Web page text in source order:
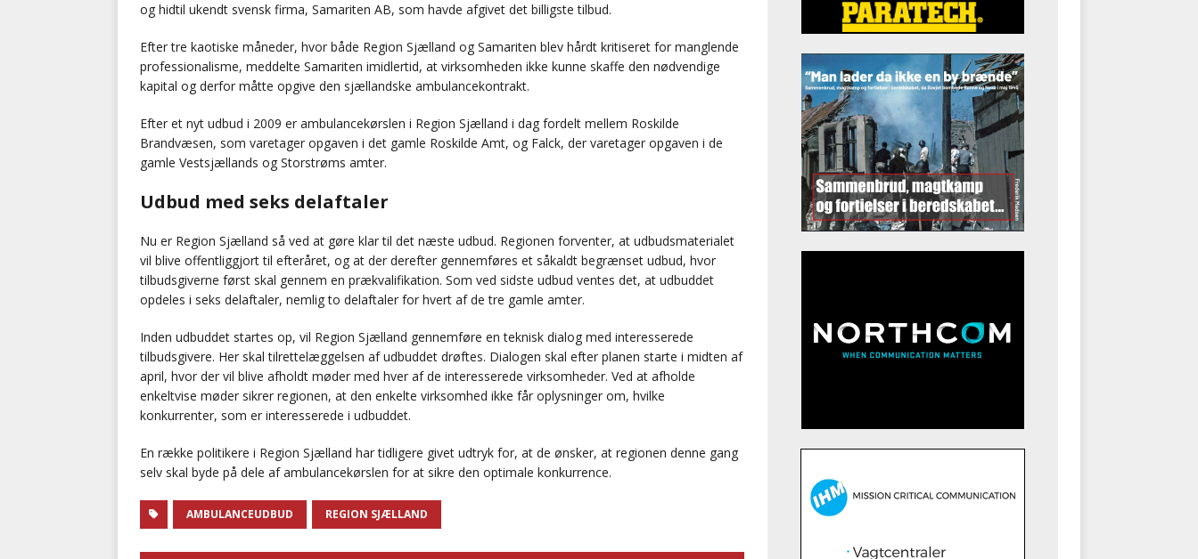
og hidtil ukendt svensk firma, Samariten AB, som havde afgivet det billigste tilbud.
Efter tre kaotiske måneder, hvor både Region Sjælland og Samariten blev hårdt kritiseret for manglende
professionalisme, meddelte Samariten imidlertid, at virksomheden ikke kunne skaffe den nødvendige
kapital og derfor måtte opgive den sjællandske ambulancekontrakt.
Efter et nyt udbud i 2009 er ambulancekørslen i Region Sjælland i dag fordelt mellem Roskilde
Brandvæsen, som varetager opgaven i det gamle Roskilde Amt, og Falck, der varetager opgaven i de
gamle Vestsjællands og Storstrøms amter.
Udbud med seks delaftaler
Nu er Region Sjælland så ved at gøre klar til det næste udbud. Regionen forventer, at udbudsmaterialet
vil blive offentliggjort til efteråret, og at der derefter gennemføres et såkaldt begrænset udbud, hvor
tilbudsgiverne først skal gennem en prækvalifikation. Som ved sidste udbud ventes det, at udbuddet
opdeles i seks delaftaler, nemlig to delaftaler for hvert af de tre gamle amter.
Inden udbuddet startes op, vil Region Sjælland gennemføre en teknisk dialog med interesserede
tilbudsgivere. Her skal tilrettelæggelsen af udbuddet drøftes. Dialogen skal efter planen starte i midten af
april, hvor der vil blive afholdt møder med hver af de interesserede virksomheder. Ved at afholde
enkeltvise møder sikrer regionen, at den enkelte virksomhed ikke får oplysninger om, hvilke
konkurrenter, som er interesserede i udbuddet.
En række politikere i Region Sjælland har tidligere givet udtryk for, at de ønsker, at regionen denne gang
selv skal byde på dele af ambulancekørslen for at sikre den optimale konkurrence.
AMBULANCEUDBUD REGION SJÆLLAND